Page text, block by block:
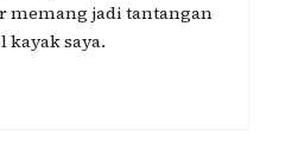
jadi tantangan
kayak saya.